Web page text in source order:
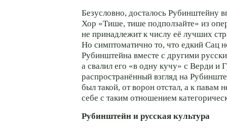
Безусловно, досталось Рубинштейну
Хор «Тише, тише подползайте» из
не принадлежит к числу её лучших
Но симптоматично то, что едкий Сац
Рубинштейна вместе с другими
а свалил его «в одну кучу» с Верди и
распространённый взгляд на
был такой, от ворон отстал, а к павам
себе с таким отношением
Рубинштейн и русская культура